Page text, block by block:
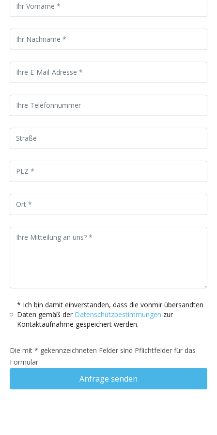
* Ich bin damit einverstanden, dass die vonmir übersandten
Daten gemäß der Datenschutzbestimmungen zur
Kontaktaufnahme gespeichert werden.
Die mit * gekennzeichneten Felder sind Pflichtfelder für das
Formular
Anfrage senden